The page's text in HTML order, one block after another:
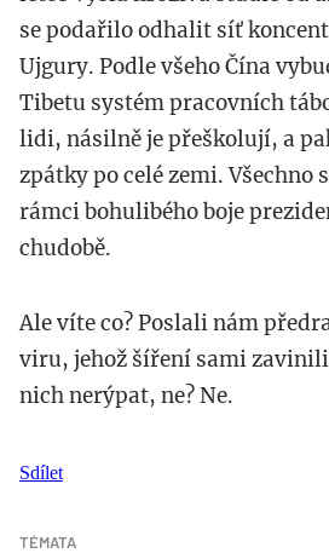
se podařilo odhalit síť
Ujgury. Podle všeho Čína
Tibetu systém pracovních
lidi, násilně je přeškolují, a
zpátky po celé zemi. Všechno
rámci bohulibého boje
chudobě.
Ale víte co? Poslali nám
viru, jehož šíření sami
nich nerýpat, ne? Ne.
Sdílet
TÉMATA